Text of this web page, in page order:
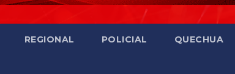
REGIONAL POLICIAL QUECHUA